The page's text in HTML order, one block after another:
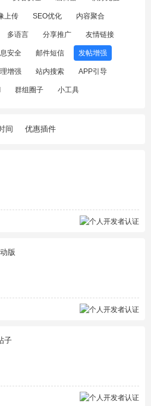
上传 SEO优化 内容聚合
多语言 分享推广 友情链接
安全 邮件短信 发帖增强
增强 站内搜索 APP引导
群组圈子 小工具
间 优惠插件
版
子